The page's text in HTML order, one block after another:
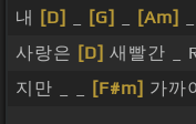
내
[D] [G] [Am]
사랑은 [D] 새빨간 _
지만 _ _
[F#m] 가까